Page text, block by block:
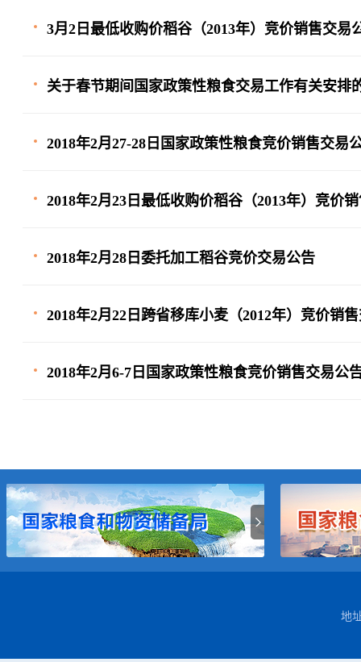
3月2日最低收购价稻谷（2013年）竞价销售交易
关于春节期间国家政策性粮食交易工作有关安排
2018年2月27-28日国家政策性粮食竞价销售交易
2018年2月23日最低收购价稻谷（2013年）竞价
2018年2月28日委托加工稻谷竞价交易公告
2018年2月22日跨省移库小麦（2012年）竞价销
2018年2月6-7日国家政策性粮食竞价销售交易公
地